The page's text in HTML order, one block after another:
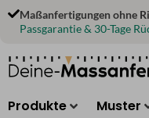
Zum
Inhalt
Maßanfertigungen ohne
Passgarantie & 30-Tage
Produkte Muster